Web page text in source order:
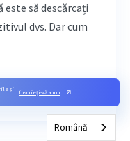
și
Înscrieți-vă acum
să descărcați
dvs. Dar cum
Română